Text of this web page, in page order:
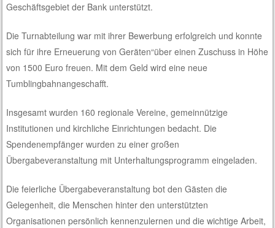
Geschäftsgebiet der Bank unterstützt.
Die Turnabteilung war mitihrer Bewerbung erfolgreich und konnte
sich fürihre Erneuerung von Geräten“über einen Zuschuss in Höhe
von 1500 Euro freuen. Mit dem Geld wird eine neue
Tumblingbahnangeschafft.
Insgesamt wurden 160 regionale Vereine, gemeinnützige
Institutionen und kirchliche Einrichtungen bedacht. Die
Spendenempfänger wurden zu einer großen
Übergabeveranstaltung mit Unterhaltungsprogramm eingeladen.
Die feierliche Übergabeveranstaltung bot den Gästendie
Gelegenheit, die Menschen hinter den unterstützten
Organisationen persönlich kennenzulernen und die wichtige Arbeit,